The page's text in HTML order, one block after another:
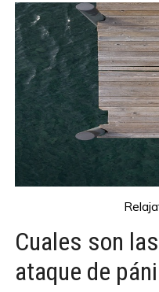
Cuales son
ataque de